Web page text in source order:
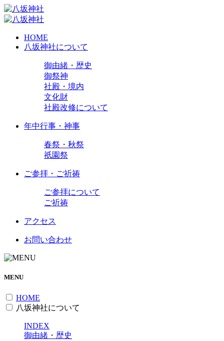
HOME
八坂神社について
御由緒・歴史
御祭神
社殿・境内
文化財
社殿改修について
年中行事・神事
春祭・秋祭
祇園祭
ご参拝・ご祈祷
ご参拝について
ご祈祷
アクセス
お問い合わせ
MENU
HOME
八坂神社について
INDEX
御由緒・歴史